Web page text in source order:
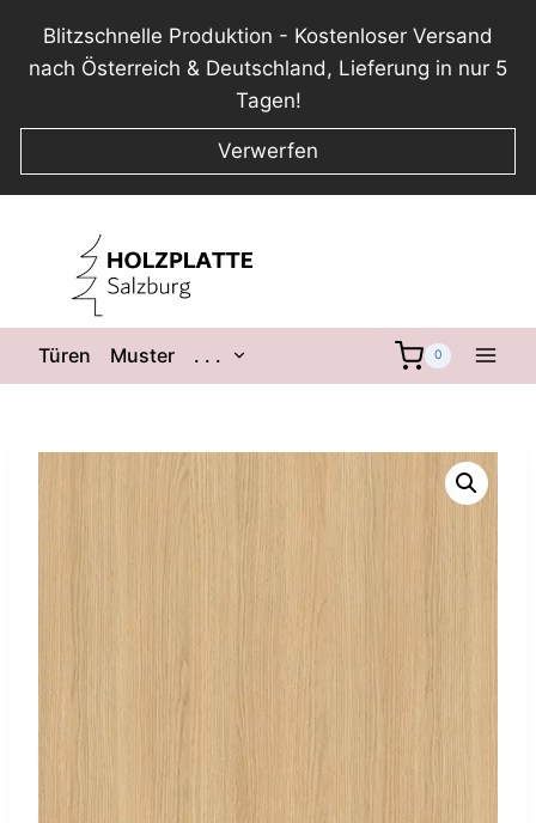
Blitzschnelle Produktion - Kostenloser Versand
nach Österreich & Deutschland, Lieferung in nur 5
Tagen!
Verwerfen
springen
Türen Muster . . . 0